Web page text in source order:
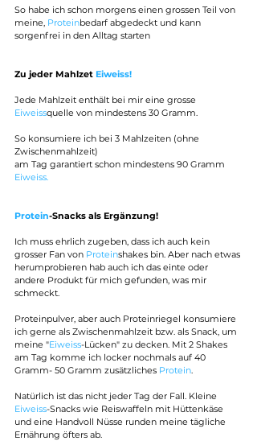
So habe ich schon morgens einen grossen Teil von
meine, Proteinbedarf abgedeckt und kann
sorgenfrei in den Alltag starten
Zu jeder Mahlzet Eiweiss!
Jede Mahlzeit enthält bei mir eine grosse
Eiweissquelle von mindestens 30 Gramm.
So konsumiere ich bei 3 Mahlzeiten (ohne
Zwischenmahlzeit)
am Tag garantiert schon mindestens 90 Gramm
Eiweiss.
Protein-Snacks als Ergänzung!
Ich muss ehrlich zugeben, dass ich auch kein
grosser Fan von Proteinshakes bin. Aber nach etwas
herumprobieren hab auch ich das einte oder
andere Produkt für mich gefunden, was mir
schmeckt.
Proteinpulver, aber auch Proteinriegel konsumiere
ich gerne als Zwischenmahlzeit bzw. als Snack, um
meine "Eiweiss-Lücken" zu decken. Mit 2 Shakes
am Tag komme ich locker nochmals auf 40
Gramm- 50 Gramm zusätzliches Protein.
Natürlich ist das nicht jeder Tag der Fall. Kleine
Eiweiss-Snacks wie Reiswaffeln mit Hüttenkäse
und eine Handvoll Nüsse runden meine tägliche
Ernährung öfters ab.